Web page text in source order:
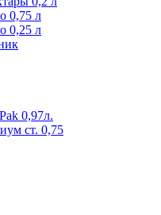
0,75 л
0,25 л
0,97л.
ст. 0,75